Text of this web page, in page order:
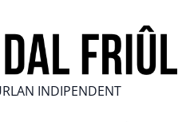
INDIPENDENT